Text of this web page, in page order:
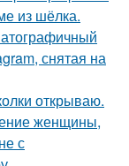
из шёлка.
снятая на
открываю.
женщины,
с